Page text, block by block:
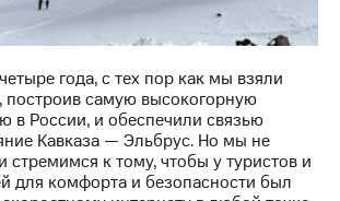
года, с тех пор как мы взяли
построив самую высокогорную
в России, и обеспечили связью
Кавказа — Эльбрус. Но мы не
стремимся к тому, чтобы у туристов и
для комфорта и безопасности был